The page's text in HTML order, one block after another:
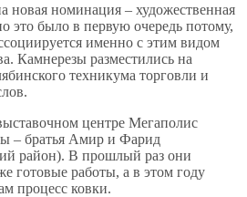
новая номинация – художественная
это было в первую очередь потому,
именно с этим видом
Камнерезы разместились на
техникума торговли и
центре Мегаполис
– братья Амир и Фарид
район). В прошлый раз они
готовые работы, а в этом году
процесс ковки.